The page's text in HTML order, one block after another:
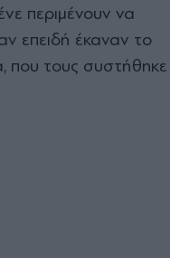
περιμένουν να
επειδή έκαναν το
που τους συστήθηκε